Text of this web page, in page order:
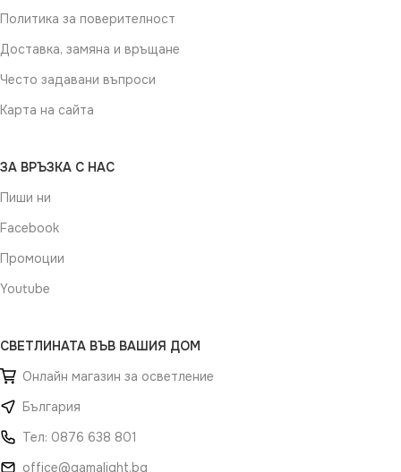
Политика за поверителност
Доставка, замяна и връщане
Често задавани въпроси
Карта на сайта
ЗА ВРЪЗКА С НАС
Пиши ни
Facebook
Промоции
Youtube
СВЕТЛИНАТА ВЪВ ВАШИЯ ДОМ
Онлайн магазин за осветление
България
Тел: 0876 638 801
office@gamalight.bg